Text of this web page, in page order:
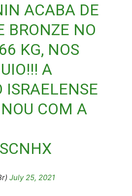
ACABA DE
BRONZE NO
KG, NOS
A
ISRAELENSE
COM A
July 25, 2021